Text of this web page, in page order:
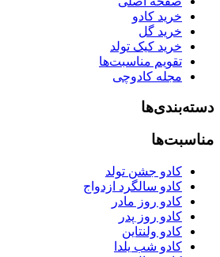
خرید کادو
خرید گل
خرید کیک تولد
تقویم مناسبت‌ها
مجله کادوچی
دسته‌بندی‌ها
مناسبت‌ها
کادو جشن تولد
کادو سالگرد ازدواج
کادو روز مادر
کادو روز پدر
کادو ولنتاین
کادو شب یلدا